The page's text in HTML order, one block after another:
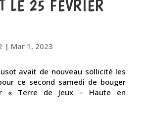
LE 25 FÉVRIER
| Mar 1, 2023
avait de nouveau sollicité les
ce second samedi de bouger
« Terre de Jeux – Haute en